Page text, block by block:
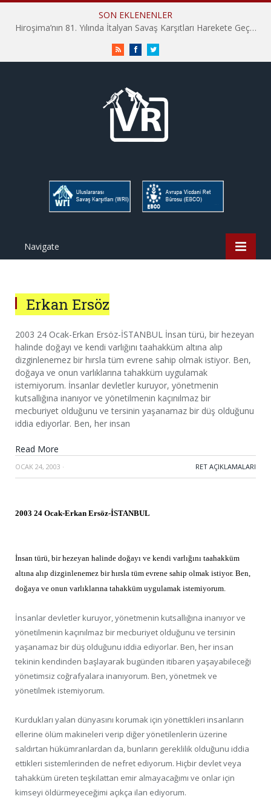
SON EKLENENLER
Hiroşima’nın 81. Yılında İtalyan Savaş Karşıtları Harekete Geçti: “Hatırlamak yeterli değil”
RSS FacebookTwitter
Navigate
Erkan Ersöz
2003 24 Ocak-Erkan Ersöz-İSTANBUL İnsan türü, bir hezeyan
halinde doğayı ve kendi varlığını taahakküm altına alıp
dizginlenemez bir hırsla tüm evrene sahip olmak istiyor. Ben,
doğaya ve onun varlıklarına tahakküm uygulamak
istemiyorum. İnsanlar devletler kuruyor, yönetmenin
kutsallığına inanıyor ve yönetilmenin kaçınılmaz bir
mecburiyet olduğunu ve tersinin yaşanamaz bir düş olduğunu
iddia ediyorlar. Ben, her insan
Read More
OCAK 24, 2003 · RET AÇIKLAMALARI
2003 24 Ocak-Erkan Ersöz-İSTANBUL
İnsan türü, bir hezeyan halinde doğayı ve kendi varlığını taahakküm
altına alıp dizginlenemez bir hırsla tüm evrene sahip olmak istiyor. Ben,
doğaya ve onun varlıklarına tahakküm uygulamak istemiyorum.
İnsanlar devletler kuruyor, yönetmenin kutsallığına inanıyor ve
yönetilmenin kaçınılmaz bir mecburiyet olduğunu ve tersinin
yaşanamaz bir düş olduğunu iddia ediyorlar. Ben, her insan
tekinin kendinden başlayarak bugünden itibaren yaşayabileceği
yönetimsiz coğrafyalara inanıyorum. Ben, yönetmek ve
yönetilmek istemiyorum.
Kurdukları yalan dünyasını korumak için yönettikleri insanların
ellerine ölüm makineleri verip diğer yönetilenlerin üzerine
saldırtan hükümranlardan da, bunların gereklilik olduğunu iddia
ettikleri sistemlerinden de nefret ediyorum. Hiçbir devlet veya
tahakküm üreten teşkilattan emir almayacağımı ve onlar için
kimseyi öldürmeyeceğimi açıkça ilan ediyorum.